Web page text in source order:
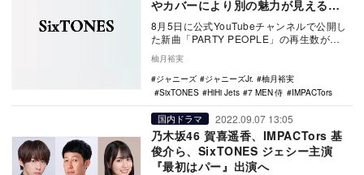
やカバーにより別の魅力が見える
SixTONES楽曲
8月5日に公式YouTubeチャンネルで公開し
た新曲「PARTY PEOPLE」の再生数が
2100万回を突破（9月9日現在）と、…
柚月裕実
ジャニーズ
ジャニーズJr.
柚月裕実
SixTONES
HiHi Jets 7 MEN 侍 IMPACTors
国内ドラマ 2022.09.07 13:05
乃木坂46 賀喜遥香、IMPACTors 基
俊介ら、SixTONES ジェシー主演
『最初はパー』出演へ